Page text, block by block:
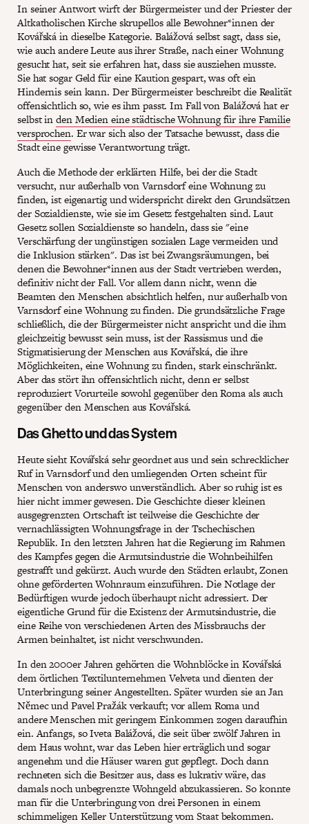
In seiner Antwort wirft der Bürgermeister und der Priester der
Altkatholischen Kirche skrupellos alle Bewohner*innen der
Kovářská in dieselbe Kategorie. Balážová selbst sagt, dass sie,
wie auch andere Leute aus ihrer Straße, nach einer Wohnung
gesucht hat, seit sie erfahren hat, dass sie ausziehen musste.
Sie hat sogar Geld für eine Kaution gespart, was oft ein
Hindernis sein kann. Der Bürgermeister beschreibt die Realität
offensichtlich so, wie es ihm passt. Im Fall von Balážová hat er
selbst inden Medien eine städtische Wohnung für ihre Familie
versprochen. Er war sich also der Tatsache bewusst, dass die
Stadt eine gewisse Verantwortung trägt.
Auch die Methode der erklärten Hilfe, bei der die Stadt
versucht, nur außerhalb von Varnsdorf eine Wohnung zu
finden, ist eigenartig und widerspricht direkt den Grundsätzen
der Sozialdienste, wie sie im Gesetz festgehalten sind. Laut
Gesetz sollen Sozialdienste so handeln, dass sie "eine
Verschärfung der ungünstigen sozialen Lage vermeiden und
die Inklusion stärken". Das ist bei Zwangsräumungen, bei
denen die Bewohner*innen aus der Stadt vertrieben werden,
definitiv nicht der Fall. Vor allem dann nicht, wenn die
Beamten den Menschen absichtlich helfen, nur außerhalb von
Varnsdorf eine Wohnung zu finden. Die grundsätzliche Frage
schließlich, die der Bürgermeister nicht anspricht und die ihm
gleichzeitig bewusst sein muss, ist der Rassismus und die
Stigmatisierung der Menschen aus Kovářská, die ihre
Möglichkeiten, eine Wohnung zu finden, stark einschränkt.
Aber das stört ihn offensichtlich nicht, denn er selbst
reproduziert Vorurteile sowohl gegenüber den Roma als auch
gegenüber den Menschen aus Kovářská.
Das Ghetto und das System
Heute sieht Kovářská sehr geordnet aus und sein schrecklicher
Ruf in Varnsdorf und den umliegenden Orten scheint für
Menschen von anderswo unverständlich. Aber so ruhig ist es
hier nicht immer gewesen. Die Geschichte dieser kleinen
ausgegrenzten Ortschaft ist teilweise die Geschichte der
vernachlässigten Wohnungsfrage in der Tschechischen
Republik. In den letzten Jahren hat die Regierung im Rahmen
des Kampfes gegen die Armutsindustrie die Wohnbeihilfen
gestrafft und gekürzt. Auch wurde den Städten erlaubt, Zonen
ohne geförderten Wohnraum einzuführen. Die Notlage der
Bedürftigen wurde jedoch überhaupt nicht adressiert. Der
eigentliche Grund für die Existenz der Armutsindustrie, die
eine Reihe von verschiedenen Arten des Missbrauchs der
Armen beinhaltet, ist nicht verschwunden.
In den 2000er Jahren gehörten die Wohnblöcke in Kovářská
dem örtlichen Textilunternehmen Velveta und dienten der
Unterbringung seiner Angestellten. Später wurden sie an Jan
Němec und Pavel Pražák verkauft; vor allem Roma und
andere Menschen mit geringem Einkommen zogen daraufhin
ein. Anfangs, so Iveta Balážová, die seit über zwölf Jahren in
dem Haus wohnt, war das Leben hier erträglich und sogar
angenehm und die Häuser waren gut gepflegt. Doch dann
rechneten sich die Besitzer aus, dass es lukrativ wäre, das
damals noch unbegrenzte Wohngeld abzukassieren. So konnte
man für die Unterbringung von drei Personen in einem
schimmeligen Keller Unterstützung vom Staat bekommen.